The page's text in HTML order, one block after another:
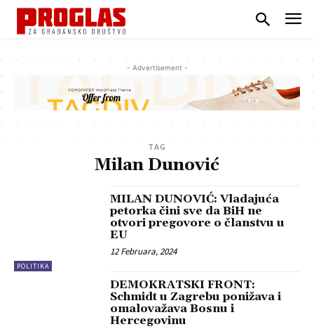
- Advertisement -
TAG
Milan Dunović
POLITIKA
MILAN DUNOVIĆ: Vladajuća
petorka čini sve da BiH ne
otvori pregovore o članstvu u
EU
12 Februara, 2024
DEMOKRATSKI FRONT:
Schmidt u Zagrebu ponižava i
omalovažava Bosnu i
Hercegovinu